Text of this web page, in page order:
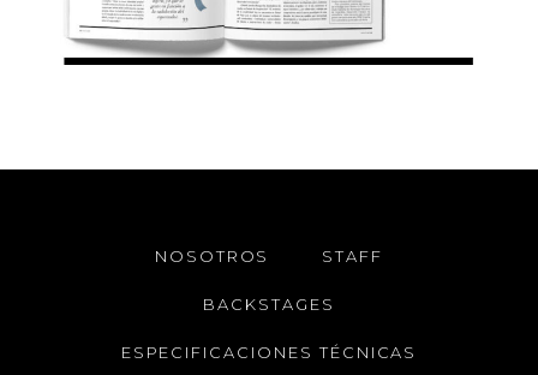
NOSOTROS STAFF
BACKSTAGES
ESPECIFICACIONES TÉCNICAS